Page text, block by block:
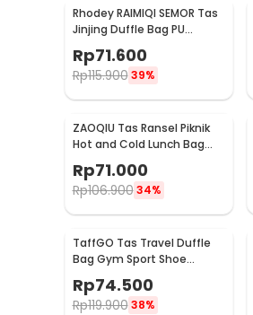
Rhodey RAIMIQI SEMOR Tas
Jinjing Duffle Bag PU
Leather Unisex 20 Inch
Beautiful Pattern - C01
Rp71.600
Rp115.900 39%
ZAOQIU Tas Ransel Piknik
Hot and Cold Lunch Bag
Rp71.000
Rp106.900 34%
TaffGO Tas Travel Duffle
Bag Gym Sport Shoe
Rp74.500
Rp119.900 38%